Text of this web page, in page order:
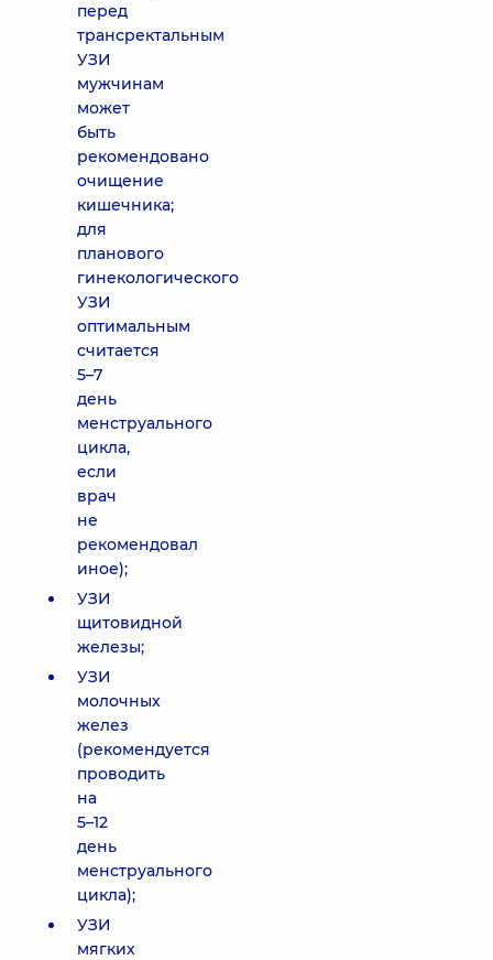
перед
трансректальным
УЗИ
мужчинам
может
быть
рекомендовано
очищение
кишечника;
для
планового
гинекологического
УЗИ
оптимальным
считается
5–7
день
менструального
цикла,
если
врач
не
рекомендовал
иное);
УЗИ
щитовидной
железы;
УЗИ
молочных
желез
(рекомендуется
проводить
на
5–12
день
менструального
цикла);
УЗИ
мягких